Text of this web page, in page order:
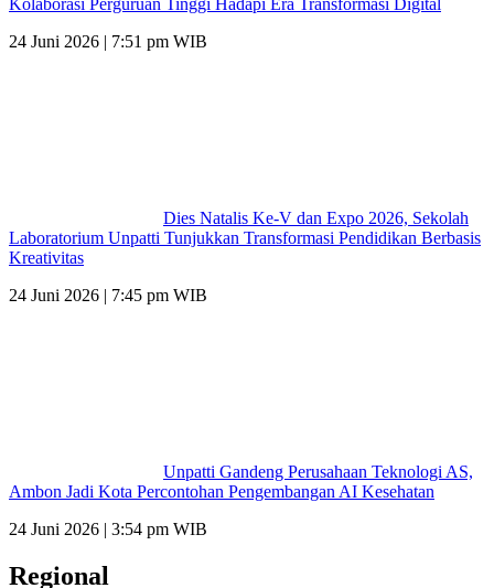
Kolaborasi Perguruan Tinggi Hadapi Era Transformasi Digital
24 Juni 2026 | 7:51 pm WIB
Dies Natalis Ke-V dan Expo 2026, Sekolah
Laboratorium Unpatti Tunjukkan Transformasi Pendidikan Berbasis
Kreativitas
24 Juni 2026 | 7:45 pm WIB
Unpatti Gandeng Perusahaan Teknologi AS,
Ambon Jadi Kota Percontohan Pengembangan AI Kesehatan
24 Juni 2026 | 3:54 pm WIB
Regional